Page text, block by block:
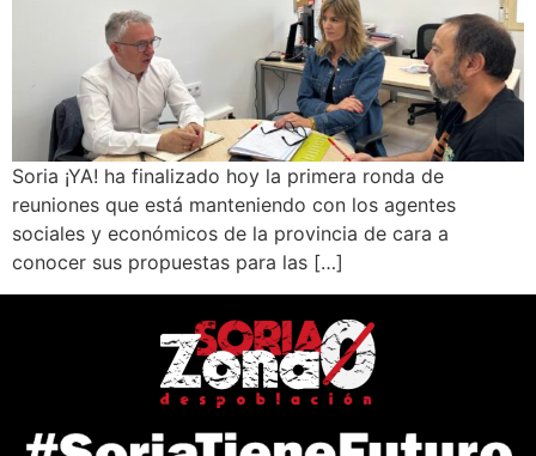
Soria ¡YA! ha finalizado hoy la primera ronda de
reuniones que está manteniendo con los agentes
sociales y económicos de la provincia de cara a
conocer sus propuestas para las […]